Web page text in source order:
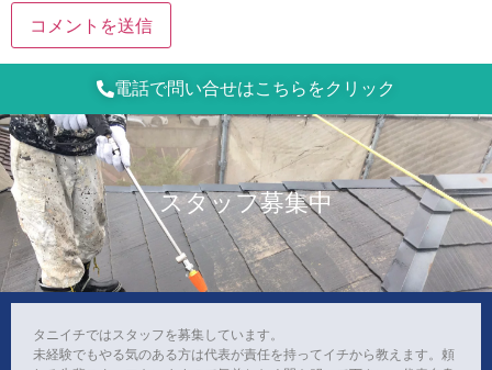
電話で問い合せはこちらをクリック
スタッフ募集中
タニイチではスタッフを募集しています。
未経験でもやる気のある方は代表が責任を持ってイチから教えます。頼